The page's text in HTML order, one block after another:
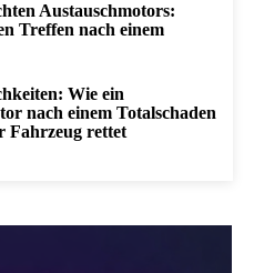
Austauschmotors:
Treffen nach einem
Wie ein
nach einem Totalschaden
Fahrzeug rettet